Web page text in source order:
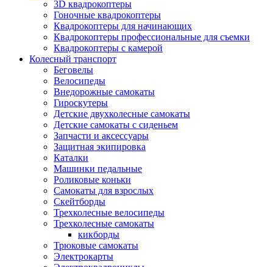
3D квадрокоптеры
Гоночные квадрокоптеры
Квадрокоптеры для начинающих
Квадрокоптеры профессиональные для съемки
Квадрокоптеры с камерой
Колесный транспорт
Беговелы
Велосипеды
Внедорожные самокаты
Гироскутеры
Детские двухколесные самокаты
Детские самокаты с сиденьем
Запчасти и аксессуары
Защитная экипировка
Каталки
Машинки педальные
Роликовые коньки
Самокаты для взрослых
Скейтборды
Трехколесные велосипеды
Трехколесные самокаты
кикборды
Трюковые самокаты
Электрокарты